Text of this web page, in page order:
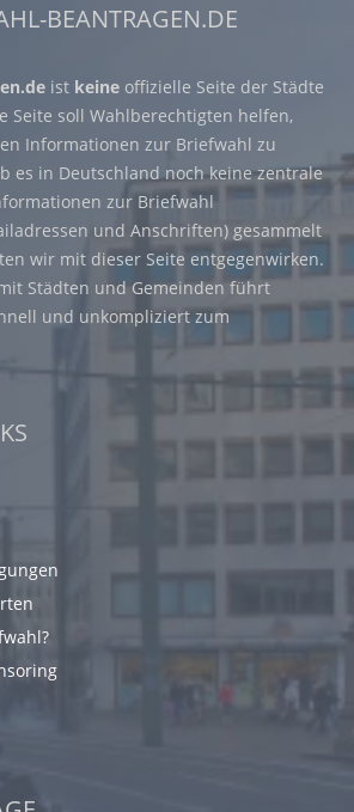
BEANTRAGEN.DE
ist keine offizielle Seite der Städte
Seite soll Wahlberechtigten helfen,
Informationen zur Briefwahl zu
es in Deutschland noch keine zentrale
zur Briefwahl
und Anschriften) gesammelt
wir mit dieser Seite entgegenwirken.
Städten und Gemeinden führt
und unkompliziert zum